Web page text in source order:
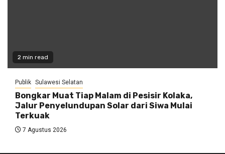
2 min read
Publik Sulawesi Selatan
Bongkar Muat Tiap Malam di Pesisir Kolaka,
Jalur Penyelundupan Solar dari Siwa Mulai
Terkuak
7 Agustus 2026